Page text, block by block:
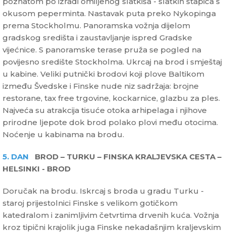
okusom peperminta. Nastavak puta preko Nykopinga
prema Stockholmu. Panoramska vožnja dijelom
gradskog središta i zaustavljanje ispred Gradske
vijećnice. S panoramske terase pruža se pogled na
povijesno središte Stockholma. Ukrcaj na brod i smještaj
u kabine. Veliki putnički brodovi koji plove Baltikom
između Švedske i Finske nude niz sadržaja: brojne
restorane, tax free trgovine, kockarnice, glazbu za ples.
Najveća su atrakcija tisuće otoka arhipelaga i njihove
prirodne ljepote dok brod polako plovi među otocima.
Noćenje u kabinama na brodu.
5. DAN BROD – TURKU – FINSKA KRALJEVSKA CESTA –
HELSINKI - BROD
Doručak na brodu. Iskrcaj s broda u gradu Turku -
staroj prijestolnici Finske s velikom gotičkom
katedralom i zanimljivim četvrtima drvenih kuća. Vožnja
kroz tipični krajolik juga Finske nekadašnjim kraljevskim